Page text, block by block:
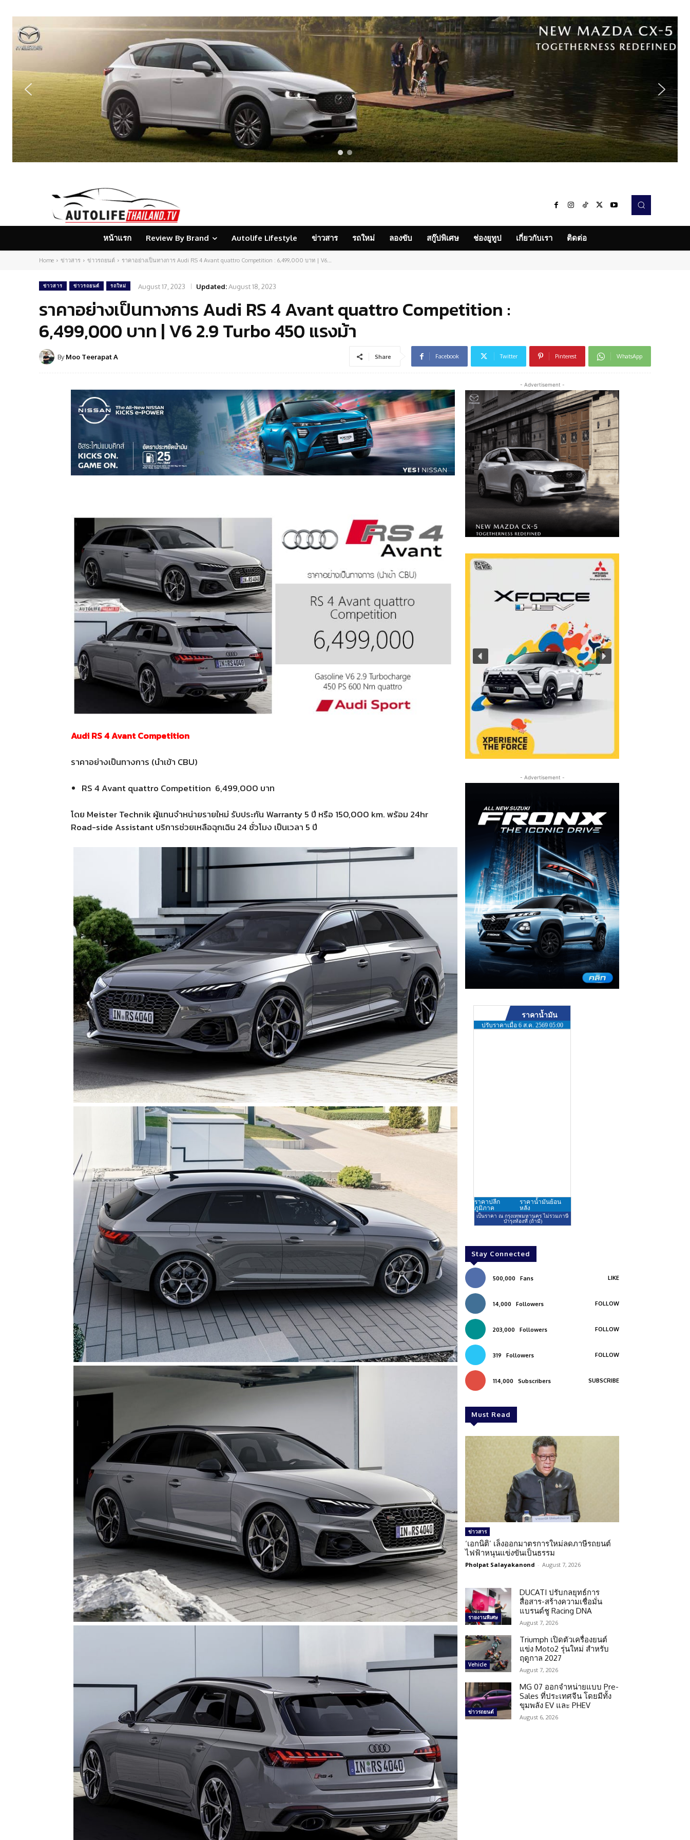
หน้าแรก Review By Brand Autolife Lifestyle ข่าวสาร รถใหม่ ลองขับ สกู๊ปพิเศษ ช่องยูทูป เกี่ยวกับเรา ติดต่อ
Home ข่าวสาร ข่าวรถยนต์ ราคาอย่างเป็นทางการ Audi RS 4 Avant quattro Competition : 6,499,000 บาท | V6...
ข่าวสาร ข่าวรถยนต์ รถใหม่ August 17, 2023 Updated: August 18, 2023
ราคาอย่างเป็นทางการ Audi RS 4 Avant quattro Competition :
6,499,000 บาท | V6 2.9 Turbo 450 แรงม้า
By Moo Teerapat A Share Facebook Twitter Pinterest WhatsApp
Audi RS 4 Avant Competition
ราคาอย่างเป็นทางการ (นำเข้า CBU)
RS 4 Avant quattro Competition 6,499,000 บาท
โดย Meister Technik ผู้แทนจำหน่ายรายใหม่ รับประกัน Warranty 5 ปี หรือ 150,000 km. พร้อม 24hr
Road-side Assistant บริการช่วยเหลือฉุกเฉิน 24 ชั่วโมง เป็นเวลา 5 ปี
- Advertisement -
- Advertisement -
Stay Connected
500,000 Fans LIKE
14,000 Followers FOLLOW
203,000 Followers FOLLOW
319 Followers FOLLOW
114,000 Subscribers SUBSCRIBE
Must Read
ข่าวสาร
‘เอกนิติ’ เล็งออกมาตรการใหม่ลดภาษีรถยนต์
ไฟฟ้าหนุนแข่งขันเป็นธรรม
Pholpat Salayakanond - August 7, 2026
รายงานพิเศษ
DUCATI ปรับกลยุทธ์การ
สื่อสาร-สร้างความเชื่อมั่น
แบรนด์ชู Racing DNA
August 7, 2026
Vehicle
Triumph เปิดตัวเครื่องยนต์
แข่ง Moto2 รุ่นใหม่ สำหรับ
ฤดูกาล 2027
August 7, 2026
ข่าวรถยนต์
MG 07 ออกจำหน่ายแบบ Pre-
Sales ที่ประเทศจีน โดยมีทั้ง
ขุมพลัง EV และ PHEV
August 6, 2026